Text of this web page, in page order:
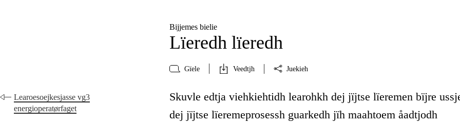
Bijjemes bielie
Lïeredh lïeredh
Gïele Veedtjh Juekieh
Learoesoejkesjasse vg3
energioperatørfaget
Skuvle edtja viehkiehtidh learohkh dej jïjtse lïeremen bïjre
dej jïjtse lïeremeprosessh guarkedh jïh maahtoem åadtjodh